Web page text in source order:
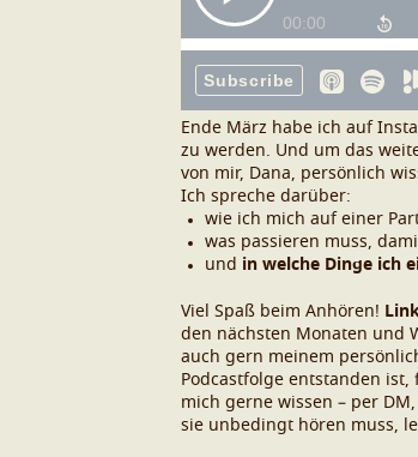
Ende März habe ich auf
zu werden. Und um das
von mir, Dana, persönlich
Ich spreche darüber:
wie ich mich auf einer
was passieren muss,
und in welche Dinge ich
Viel Spaß beim Anhören!
den nächsten Monaten und
auch gern meinem
Podcastfolge entstanden ist,
mich gerne wissen – per
sie unbedingt hören muss,